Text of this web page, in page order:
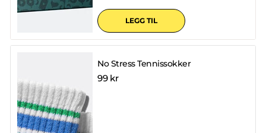
LEGG TIL
No Stress Tennissokker
99 kr